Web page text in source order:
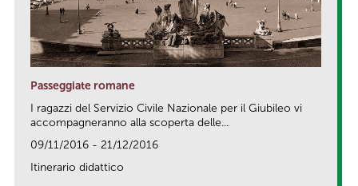
Passeggiate romane
I ragazzi del Servizio Civile Nazionale per il Giubileo vi
accompagneranno alla scoperta delle...
09/11/2016 - 21/12/2016
Itinerario didattico